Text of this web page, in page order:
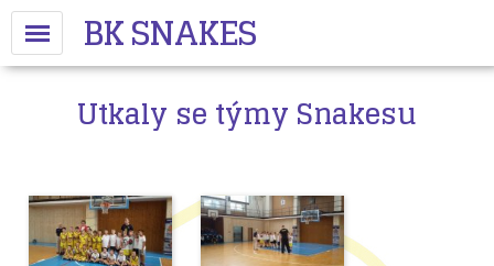
BK SNAKES
Utkaly se týmy Snakesu